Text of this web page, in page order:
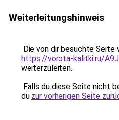
Weiterleitungshinweis
Die von dir besuchte Seite
https://vorota-kalitki.ru/
weiterzuleiten.
Falls du diese Seite nicht
du zur vorherigen Seite